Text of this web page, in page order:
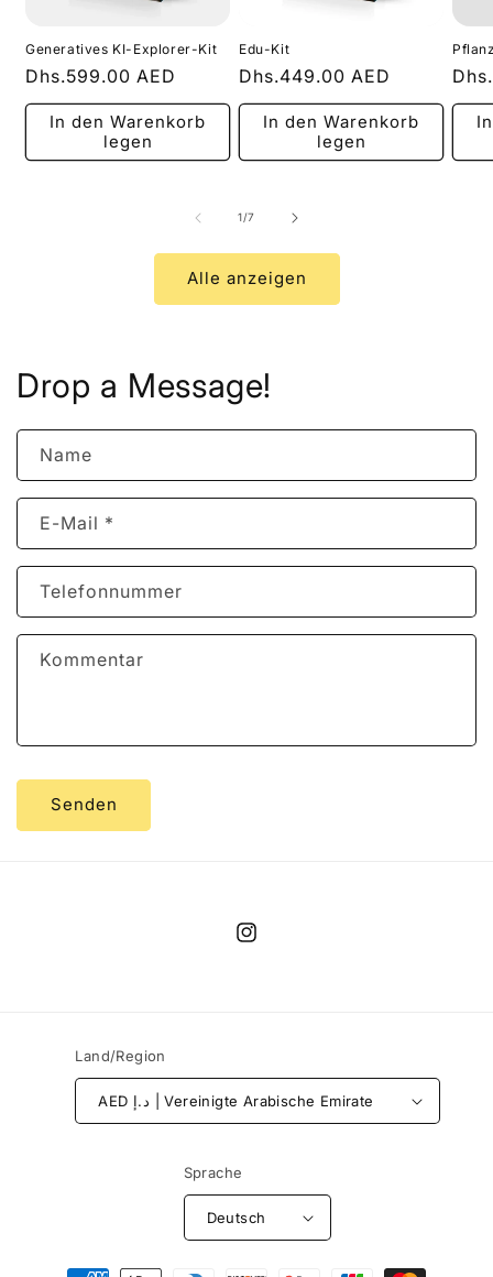
Generatives KI-Explorer-Kit
Normaler
Preis
Dhs.599.00 AED
In den Warenkorb
legen
Edu-Kit
Normaler
Preis
Dhs.449.00 AED
In den Warenkorb
legen
1/von
7
Alle anzeigen
Drop a Message!
Name
E-Mail *
Telefonnummer
Kommentar
Senden
Instagram
Land/Region
AED د.إ | Vereinigte Arabische Emirate
Sprache
Deutsch
Zahlungsmethoden